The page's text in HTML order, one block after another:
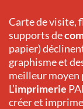
Carte de visite,
supports de
papier)
graphisme et
meilleur
L’imprimerie
créer et